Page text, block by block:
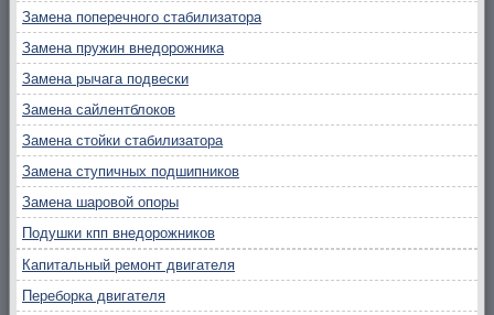
Замена поперечного стабилизатора
Замена пружин внедорожника
Замена рычага подвески
Замена сайлентблоков
Замена стойки стабилизатора
Замена ступичных подшипников
Замена шаровой опоры
Подушки кпп внедорожников
Капитальный ремонт двигателя
Переборка двигателя